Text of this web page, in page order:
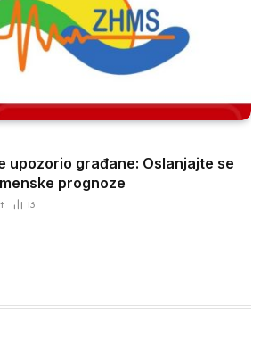
upozorio građane: Oslanjajte se
prognoze
13